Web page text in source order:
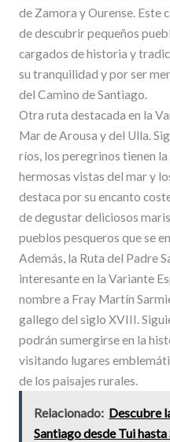
de Zamora y Ourense. Este
de descubrir pequeños
cargados de historia y
su tranquilidad y por ser
del Camino de Santiago.
Otra ruta destacada en la
Mar de Arousa y del Ulla.
ríos, los peregrinos tienen
hermosas vistas del mar y
destaca por su encanto
de degustar deliciosos
pueblos pesqueros que se
Además, la Ruta del Padre
interesante en la Variante
nombre a Fray Martín
gallego del siglo XVIII.
podrán sumergirse en la
visitando lugares
de los paisajes rurales.
Relacionado: Descubre
Santiago desde Tui